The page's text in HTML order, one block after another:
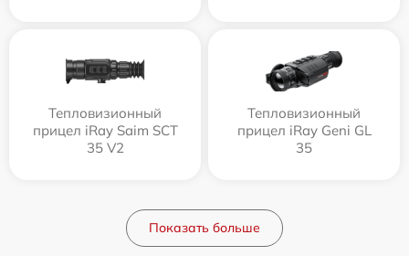
Тепловизионный
прицел iRay Saim SCT
35 V2
Тепловизионный
прицел iRay Geni GL
35
Показать больше